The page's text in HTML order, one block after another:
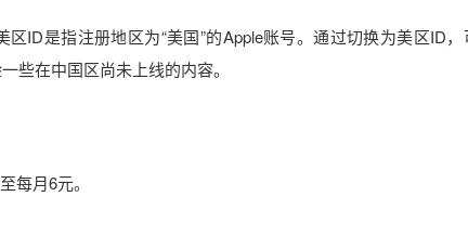
ID是指注册地区为“美国”的Apple账号。通过切换为美区ID
些在中国区尚未上线的内容。
每月6元。